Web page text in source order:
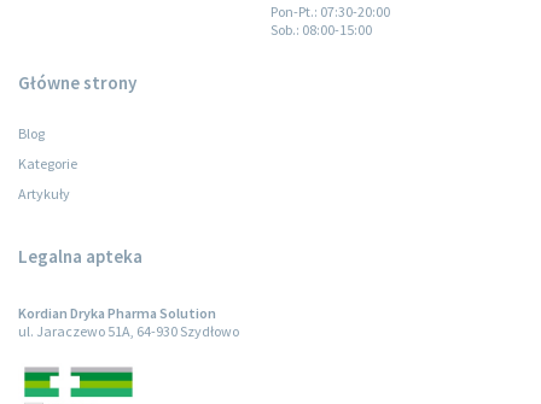
Pon-Pt.: 07:30-20:00
Sob.: 08:00-15:00
Główne strony
Blog
Kategorie
Artykuły
Legalna apteka
Kordian Dryka Pharma Solution
ul. Jaraczewo 51A, 64-930 Szydłowo